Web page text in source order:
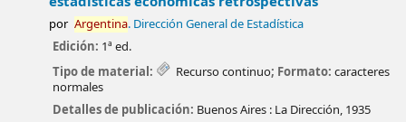
por Argentina. Dirección General de Estadística
Edición: 1ª ed.
Tipo de material:
Recurso continuo; Formato: caracteres
normales
Detalles de publicación: Buenos Aires : La Dirección, 1935